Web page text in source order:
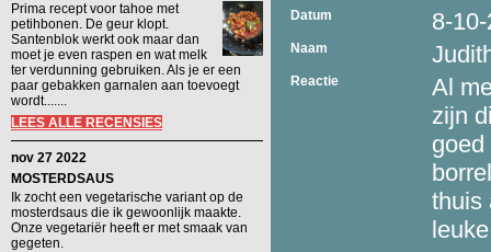
Prima recept voor tahoe met
petihbonen. De geur klopt.
Santenblok werkt ook maar dan
moet je even raspen en wat melk
ter verdunning gebruiken. Als je er een
paar gebakken garnalen aan toevoegt
wordt.......
LEES ALLE RECENSIES
nov 27 2022
MOSTERDSAUS
Ik zocht een vegetarische variant op de
mosterdsaus die ik gewoonlijk maakte.
Onze vegetariër heeft er met smaak van
gegeten.
Datum 8-
Naam
Reactie
Al
zijn
thuis